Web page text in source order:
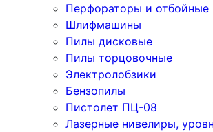
Перфораторы и отбойные
Шлифмашины
Пилы дисковые
Пилы торцовочные
Электролобзики
Бензопилы
Пистолет ПЦ-08
Лазерные нивелиры,